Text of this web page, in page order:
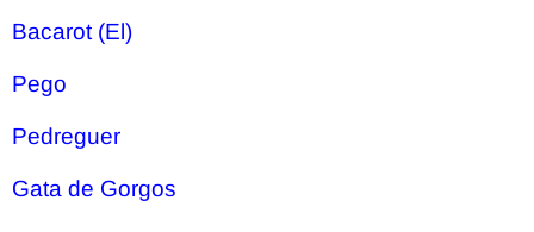
Bacarot (El)
Pego
Pedreguer
Gata de Gorgos